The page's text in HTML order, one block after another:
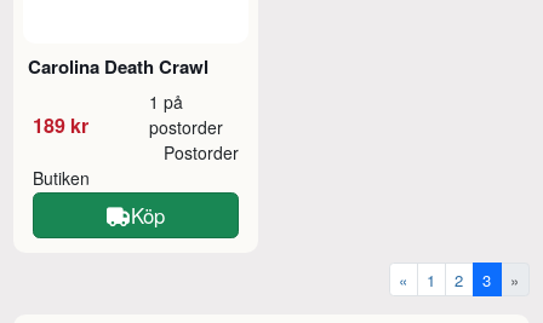
Carolina Death Crawl
189 kr
1 på
postorder
Butiken
Postorder
Köp
« 1 2 3 »